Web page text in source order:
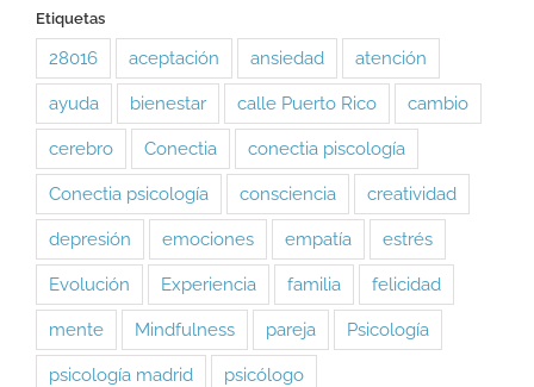
Etiquetas
28016 aceptación ansiedad atención
ayuda bienestar calle Puerto Rico cambio
cerebro Conectia conectia piscología
Conectia psicología consciencia creatividad
depresión emociones empatía estrés
Evolución Experiencia familia felicidad
mente Mindfulness pareja Psicología
psicología madrid psicólogo